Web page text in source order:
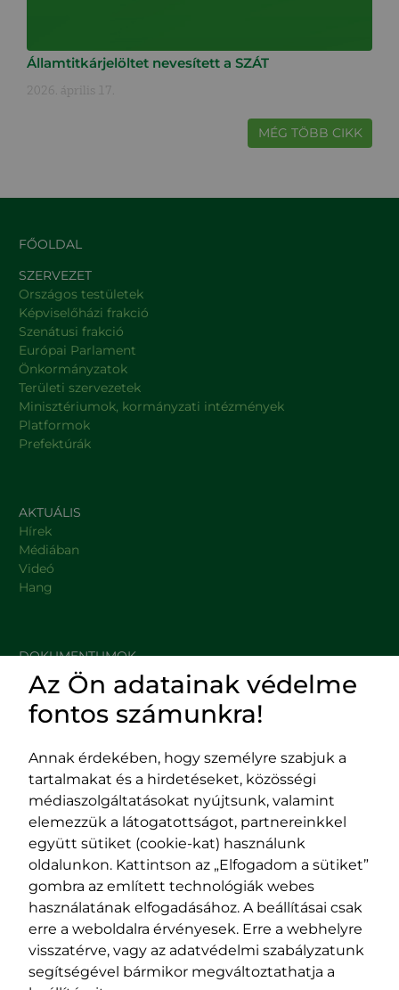
Államtitkárjelöltet nevesített a SZÁT
2026. április 17.
MÉG TÖBB CIKK
FŐOLDAL
SZERVEZET
Országos testületek
Képviselőházi frakció
Szenátusi frakció
Európai Parlament
Önkormányzatok
Területi szervezetek
Minisztériumok, kormányzati intézmények
Platformok
Prefektúrák
AKTUÁLIS
Hírek
Médiában
Videó
Hang
DOKUMENTUMOK
HASZNOS LINKEK
Impresszum
Adatvédelmi szabályzat
EPP program
400029 Kolozsvár,
Fürdő (Card. Iuliu Hossu) utca, 41.
szám
tel/fax:0723 250 321
email:office@rmdsz.ro
400489 Kolozsvár,
Majális utca, 60.
szám
tel/fax:0264 590 758
email:
office@rmdsz.ro
Az Ön adatainak védelme
fontos számunkra!
Annak érdekében, hogy személyre szabjuk a
tartalmakat és a hirdetéseket, közösségi
médiaszolgáltatásokat nyújtsunk, valamint
elemezzük a látogatottságot, partnereinkkel
együtt sütiket (cookie-kat) használunk
oldalunkon. Kattintson az „Elfogadom a sütiket”
gombra az említett technológiák webes
használatának elfogadásához. A beállításai csak
erre a weboldalra érvényesek. Erre a webhelyre
visszatérve, vagy az adatvédelmi szabályzatunk
segítségével bármikor megváltoztathatja a